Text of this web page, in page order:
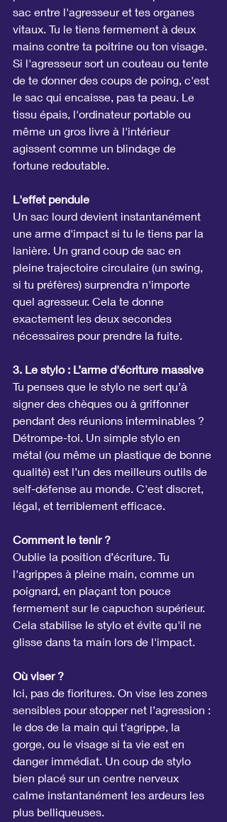
sac entre l'agresseur et tes organes
vitaux. Tu le tiens fermement à deux
mains contre ta poitrine ou ton visage.
Si l'agresseur sort un couteau ou tente
de te donner des coups de poing, c'est
le sac qui encaisse, pas ta peau. Le
tissu épais, l'ordinateur portable ou
même un gros livre à l'intérieur
agissent comme un blindage de
fortune redoutable.
L'effet pendule
Un sac lourd devient instantanément
une arme d'impact si tu le tiens par la
lanière. Un grand coup de sac en
pleine trajectoire circulaire (un swing,
si tu préfères) surprendra n'importe
quel agresseur. Cela te donne
exactement les deux secondes
nécessaires pour prendre la fuite.
3. Le stylo : L’arme d'écriture massive
Tu penses que le stylo ne sert qu’à
signer des chèques ou à griffonner
pendant des réunions interminables ?
Détrompe-toi. Un simple stylo en
métal (ou même un plastique de bonne
qualité) est l’un des meilleurs outils de
self-défense au monde. C'est discret,
légal, et terriblement efficace.
Comment le tenir ?
Oublie la position d’écriture. Tu
l'agrippes à pleine main, comme un
poignard, en plaçant ton pouce
fermement sur le capuchon supérieur.
Cela stabilise le stylo et évite qu'il ne
glisse dans ta main lors de l'impact.
Où viser ?
Ici, pas de fioritures. On vise les zones
sensibles pour stopper net l’agression :
le dos de la main qui t'agrippe, la
gorge, ou le visage si ta vie est en
danger immédiat. Un coup de stylo
bien placé sur un centre nerveux
calme instantanément les ardeurs les
plus belliqueuses.